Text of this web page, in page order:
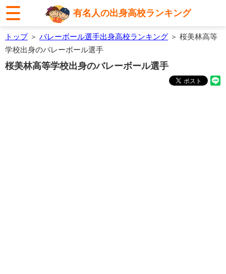
有名人の出身高校ランキング
トップ＞ バレーボール選手出身高校ランキング ＞ 桜美林高等
学校出身のバレーボール選手
桜美林高等学校出身のバレーボール選手